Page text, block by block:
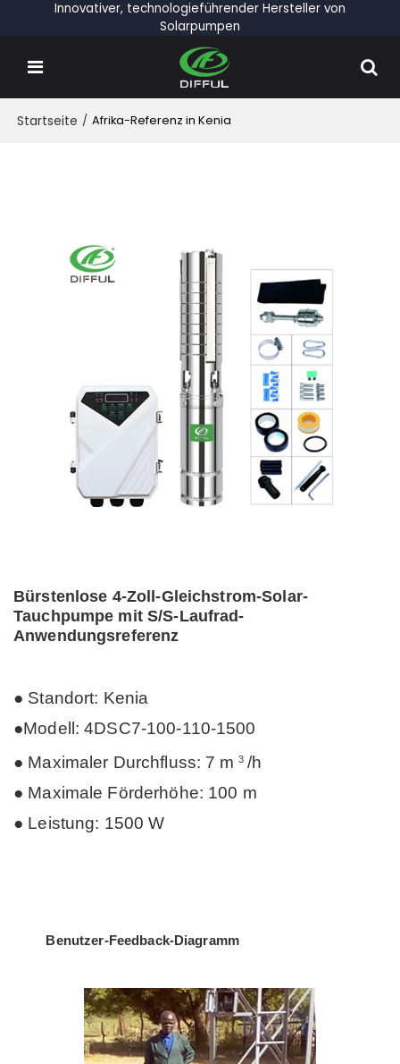
Innovativer, technologieführender Hersteller von
Solarpumpen
Startseite / Afrika-Referenz in Kenia
Bürstenlose 4-Zoll-Gleichstrom-Solar-
Tauchpumpe mit S/S-Laufrad-
Anwendungsreferenz
● Standort: Kenia
●Modell: 4DSC7-100-110-1500
● Maximaler Durchfluss: 7 m 3 /h
● Maximale Förderhöhe: 100 m
● Leistung: 1500 W
Benutzer-Feedback-Diagramm